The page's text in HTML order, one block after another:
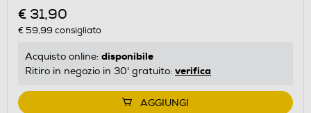
€ 31,90
€ 59,99 consigliato
Acquisto online: disponibile
Ritiro in negozio in 30' gratuito: verifica
AGGIUNGI